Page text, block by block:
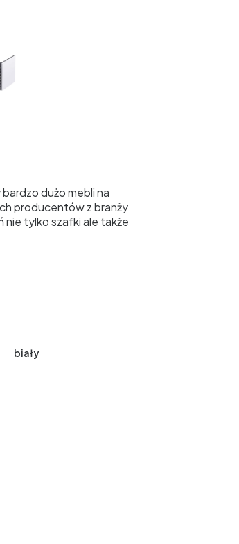
dużo mebli na
producentów z branży
nie tylko szafki ale także
biały